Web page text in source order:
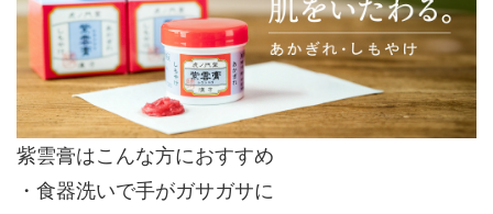
紫雲膏はこんな方におすすめ
・食器洗いで手がガサガサに